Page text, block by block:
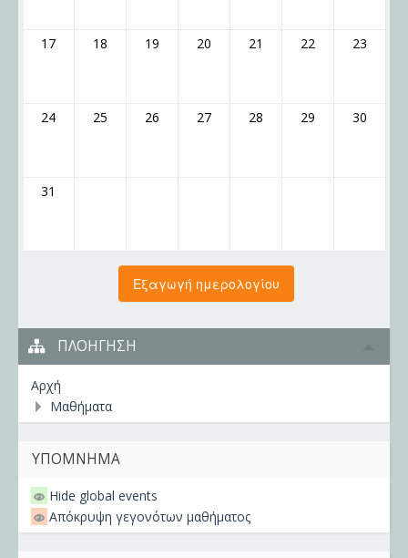
17 18 19 20 21 22 23
24 25 26 27 28 29 30
31
ΠΛΟΉΓΗΣΗ
Αρχή
Μαθήματα
ΥΠΌΜΝΗΜΑ
Hide global events
Απόκρυψη γεγονότων μαθήματος